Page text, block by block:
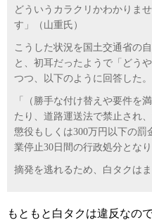
どういうカラクリかわかりま
す」（山重氏）
こうした状況を国土交通省の
と、初耳だったようで「どう
つつ、以下のように回答した。
「（勝手な付け替えや要件を
たり、道路運送法で禁止され
懲役もしくは300万円以下の
業停止30日間の行政処分とな
摘発を逃れるため、白タクは
もともと白タクは違反なの